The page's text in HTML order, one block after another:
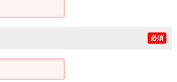
必須